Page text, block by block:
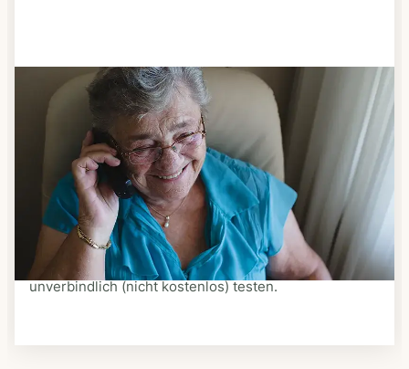
Schritt 3
Bestellen & liefern lassen
Suchen Sie sich aus dem Speiseplan Ihres Anbieters
aus, was Ihnen schmeckt. Bestellen Sie telefonisch,
schriftlich oder im Online-Shop Ihres Anbieters.
Ein Kurier liefert Ihnen das bestellte Essen zum
vereinbarten Zeitpunkt nach Hause. Bei vielen
Anbietern können Sie Essen auf Rädern auch
unverbindlich (nicht kostenlos) testen.